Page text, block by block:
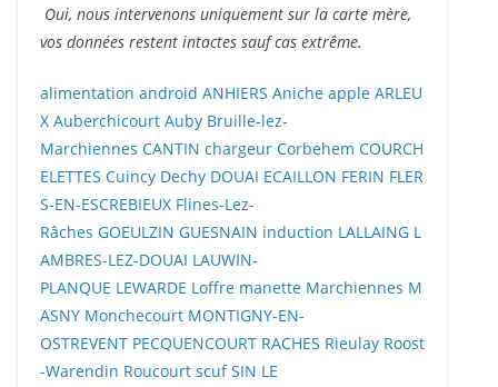
Oui, nous intervenons uniquement sur la carte mère,
vos données restent intactes sauf cas extrême.
alimentation android ANHIERS Aniche apple ARLEU
X Auberchicourt Auby Bruille-lez-
Marchiennes CANTIN chargeur Corbehem COURCH
ELETTES Cuincy Dechy DOUAI ECAILLON FERIN FLER
S-EN-ESCREBIEUX Flines-Lez-
Râches GOEULZIN GUESNAIN induction LALLAING L
AMBRES-LEZ-DOUAI LAUWIN-
PLANQUE LEWARDE Loffre manette Marchiennes M
ASNY Monchecourt MONTIGNY-EN-
OSTREVENT PECQUENCOURT RACHES Rieulay Roost
-Warendin Roucourt scuf SIN LE